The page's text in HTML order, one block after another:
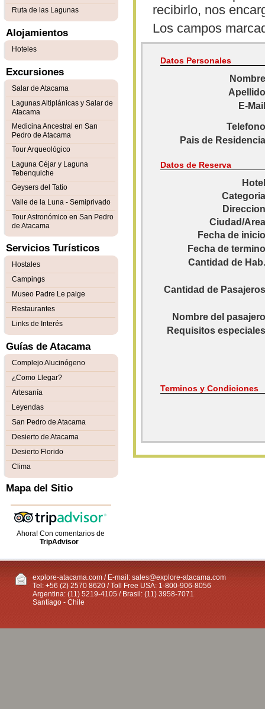
recibirlo, nos
Los campos
Datos Personales
E-
Pais de
Datos de Reserva
Ciudad/
Fecha de
Fecha de
Cantidad de
Cantidad de
Nombre del
Requisitos
Terminos y Condiciones
Ruta de las Lagunas
Alojamientos
Hoteles
Excursiones
Salar de Atacama
Lagunas Altiplánicas y Salar de
Atacama
Medicina Ancestral en San
Pedro de Atacama
Tour Arqueológico
Laguna Céjar y Laguna
Tebenquiche
Geysers del Tatio
Valle de la Luna - Semiprivado
Tour Astronómico en San Pedro
de Atacama
Servicios Turísticos
Hostales
Campings
Museo Padre Le paige
Restaurantes
Links de Interés
Guías de Atacama
Complejo Alucinógeno
¿Como Llegar?
Artesanía
Leyendas
San Pedro de Atacama
Desierto de Atacama
Desierto Florido
Clima
Mapa del Sitio
Ahora! Con comentarios de
TripAdvisor
explore-atacama.com / E-mail: sales@explore-atacama.com
Tel: +56 (2) 2570 8620 / Toll Free USA: 1-800-906-8056
Argentina: (11) 5219-4105 / Brasil: (11) 3958-7071
Santiago - Chile